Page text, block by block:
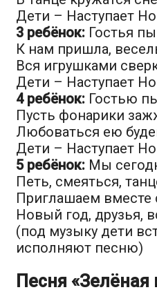
Дети – Наступает
3 ребёнок: Гостья
К нам пришла,
Вся игрушками
Дети – Наступает
4 ребёнок: Гостью
Пусть фонарики
Любоваться ею
Дети – Наступает
5 ребёнок: Мы
Петь, смеяться,
Приглашаем вместе
Новый год, друзья,
(под музыку дети
исполняют песню)
Песня «Зелёная